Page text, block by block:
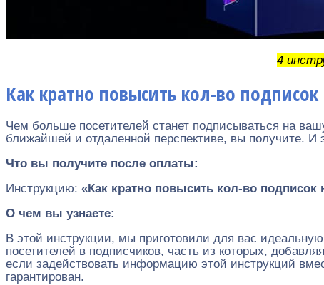
4
Как кратно повысить кол-во подписок
Чем больше посетителей станет подписываться на
ближайшей и отдаленной перспективе, вы получите. И
Что вы получите после оплаты:
Инструкцию: «Как кратно повысить кол-во подписок
О чем вы узнаете:
В этой инструкции, мы приготовили для вас
посетителей в подписчиков, часть из которых,
если задействовать информацию этой инструкций
гарантирован.